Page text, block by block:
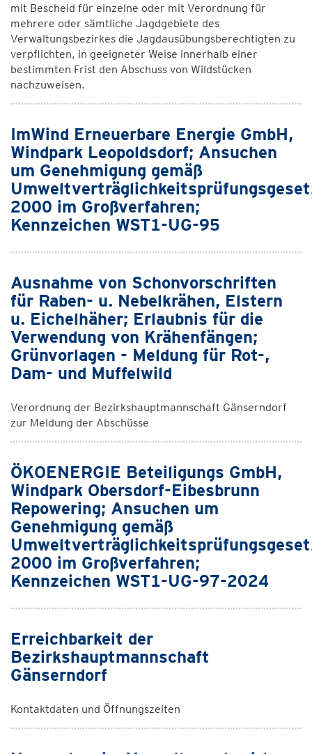
mit Bescheid für einzelne oder mit Verordnung für
mehrere oder sämtliche Jagdgebiete des
Verwaltungsbezirkes die Jagdausübungsberechtigten zu
verpflichten, in geeigneter Weise innerhalb einer
bestimmten Frist den Abschuss von Wildstücken
nachzuweisen.
ImWind Erneuerbare Energie GmbH,
Windpark Leopoldsdorf; Ansuchen
um Genehmigung gemäß
2000 im Großverfahren;
Kennzeichen WST1-UG-95
Ausnahme von Schonvorschriften
für Raben- u. Nebelkrähen, Elstern
u. Eichelhäher; Erlaubnis für die
Verwendung von Krähenfängen;
Grünvorlagen - Meldung für Rot-,
Dam- und Muffelwild
Verordnung der Bezirkshauptmannschaft Gänserndorf
zur Meldung der Abschüsse
ÖKOENERGIE Beteiligungs GmbH,
Windpark Obersdorf-Eibesbrunn
Repowering; Ansuchen um
Genehmigung gemäß
2000 im Großverfahren;
Kennzeichen WST1-UG-97-2024
Erreichbarkeit der
Bezirkshauptmannschaft
Gänserndorf
Kontaktdaten und Öffnungszeiten